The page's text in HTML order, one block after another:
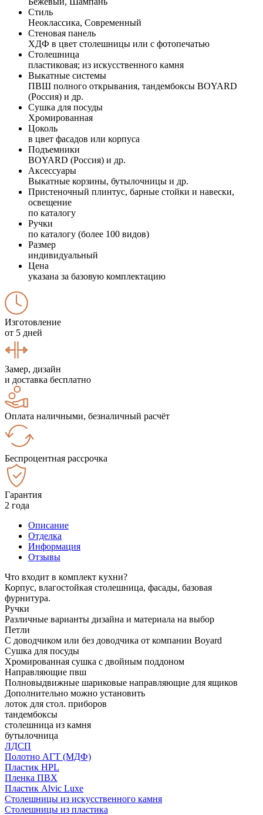
Стиль
Неоклассика, Современный
Стеновая панель
ХДФ в цвет столешницы или с фотопечатью
Столешница
пластиковая; из искусственного камня
Выкатные системы
ПВШ полного открывания, тандембоксы BOYARD
(Россия) и др.
Сушка для посуды
Хромированная
Цоколь
в цвет фасадов или корпуса
Подъемники
BOYARD (Россия) и др.
Аксессуары
Выкатные корзины, бутылочницы и др.
Пристеночный плинтус, барные стойки и навески,
освещение
по каталогу
Ручки
по каталогу (более 100 видов)
Размер
индивидуальный
Цена
указана за базовую комплектацию
Изготовление
от 5 дней
Замер, дизайн
и доставка бесплатно
Оплата наличными, безналичный расчёт
Беспроцентная рассрочка
Гарантия
2 года
Описание
Отделка
Информация
Отзывы
Что входит в комплект кухни?
Корпус, влагостойкая столешница, фасады, базовая
фурнитура.
Ручки
Различные варианты дизайна и материала на выбор
Петли
С доводчиком или без доводчика от компании Boyard
Сушка для посуды
Хромированная сушка с двойным поддоном
Направляющие пвш
Полновыдвижные шариковые направляющие для ящиков
Дополнительно можно установить
лоток для стол. приборов
тандембоксы
столешница из камня
бутылочница
ЛДСП
Полотно АГТ (МДФ)
Пластик HPL
Пленка ПВХ
Пластик Alvic Luxe
Столешницы из искусственного камня
Столешницы из пластика